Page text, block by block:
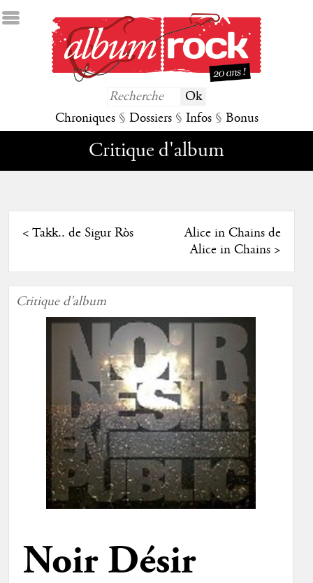
Chroniques § Dossiers § Infos § Bonus
Critique d'album
< Takk.. de Sigur Ròs
Alice in Chains de
Alice in Chains>
Critique d'album
Noir Désir